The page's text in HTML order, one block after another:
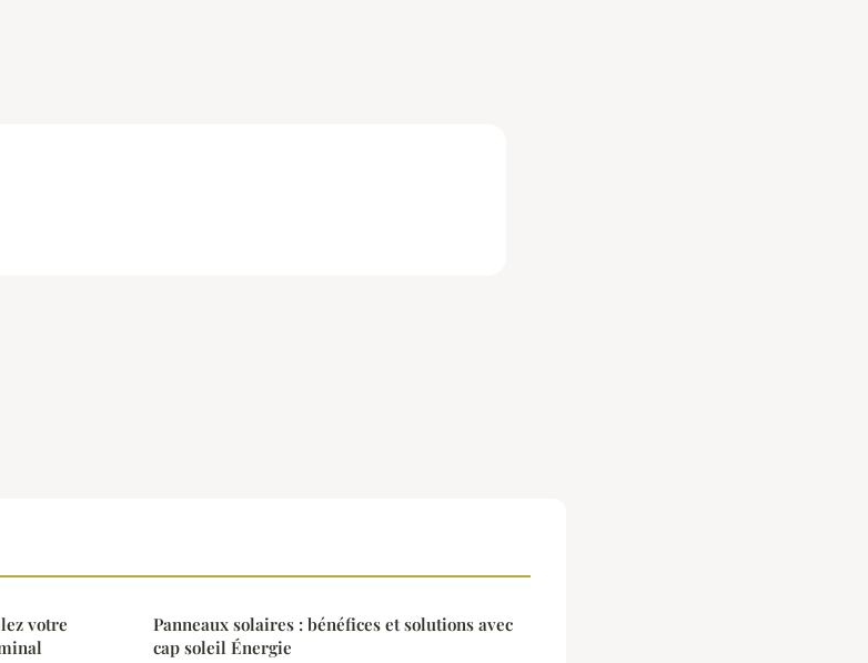
votre
Panneaux solaires : bénéfices et solutions avec
cap soleil Énergie